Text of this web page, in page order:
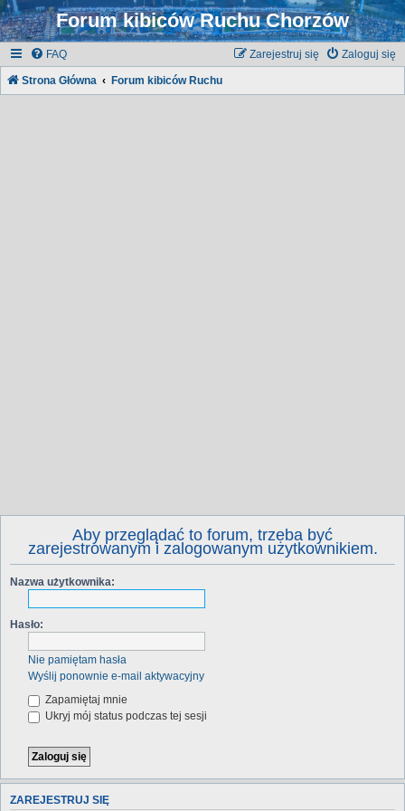
Forum kibiców Ruchu Chorzów
FAQ Zaloguj się
Zarejestruj się
Strona Główna Forum kibiców Ruchu
Aby przeglądać to forum, trzeba być
zarejestrowanym i zalogowanym użytkownikiem.
Nazwa użytkownika:
Hasło:
Nie pamiętam hasła
Wyślij ponownie e-mail aktywacyjny
Zapamiętaj mnie
Ukryj mój status podczas tej sesji
ZAREJESTRUJ SIĘ